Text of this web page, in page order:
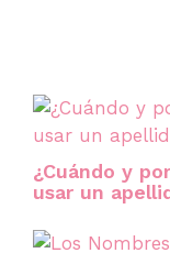
¿Cuándo y
usar un